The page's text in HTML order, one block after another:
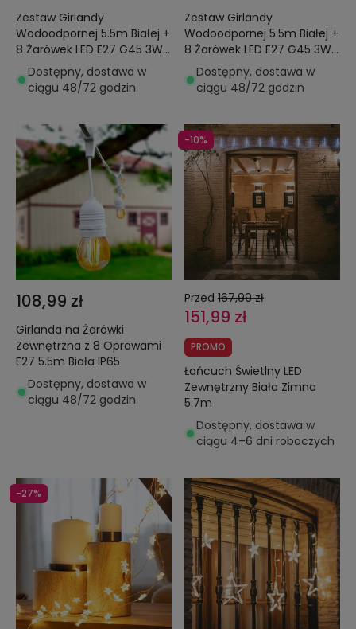
Zestaw Girlandy
Wodoodpornej 5.5m Białej +
8 Żarówek LED E27 G45 3W
Kolorowych
Dostępny, dostawa w
ciągu 48/72 godzin
Zestaw Girlandy
Wodoodpornej 5.5m Białej +
8 Żarówek LED E27 G45 3W
Kolorowych
Dostępny, dostawa w
ciągu 48/72 godzin
108,99 zł
Girlanda na Żarówki
Zewnętrzna z 8 Oprawami
E27 5.5m Biała IP65
Dostępny, dostawa w
ciągu 48/72 godzin
-10%
Przed 167,99 zł
151,99 zł
PROMO
Łańcuch Świetlny LED
Zewnętrzny Biała Zimna
5.7m
Dostępny, dostawa w
ciągu 4–6 dni roboczych
-27%